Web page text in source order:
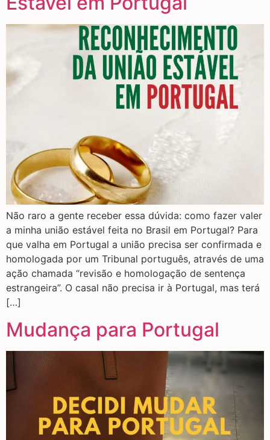
Não raro a gente receber essa dúvida: como fazer valer
a minha união estável feita no Brasil em Portugal? Para
que valha em Portugal a união precisa ser confirmada e
homologada por um Tribunal português, através de uma
ação chamada “revisão e homologação de sentença
estrangeira”. O casal não precisa ir à Portugal, mas terá
[…]
Mudança para Portugal